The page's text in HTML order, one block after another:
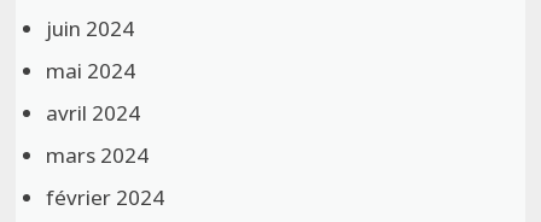
juin 2024
mai 2024
avril 2024
mars 2024
février 2024